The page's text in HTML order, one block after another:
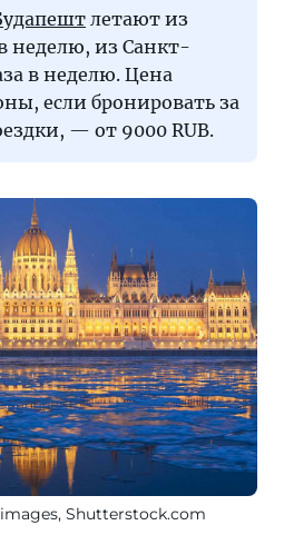
летают из
неделю, из Санкт-
в неделю. Цена
если бронировать за
— от 9000 RUB.
Shutterstock.com